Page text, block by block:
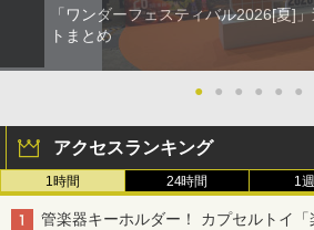
「ワンダーフェスティバル2026[夏]
トまとめ
● ● ● ● ● ●
アクセスランキング
1時間 24時間 1
管楽器キーホルダー！ カプセルトイ